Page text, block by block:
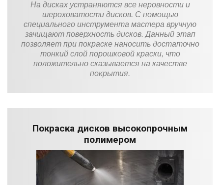
На дисках устраняются все неровности и
шероховатости дисков. С помощью
специального инструмента мастера вручную
зачищают поверхность дисков. Данный этап
позволяет при покраске наносить достаточно
тонкий слой порошковой краски, что
положительно сказывается на качестве
покрытия.
Покраска дисков высокопрочным
полимером